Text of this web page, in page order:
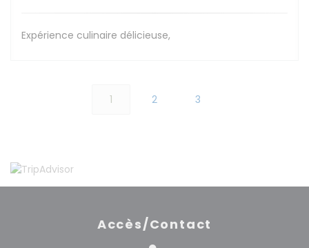
Expérience culinaire délicieuse,
1 2 3
Accès/Contact